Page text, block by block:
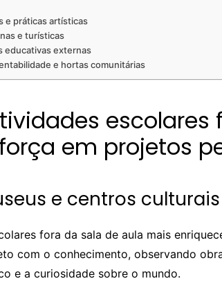
e práticas artísticas
e turísticas
educativas externas
e hortas comunitárias
em projetos
e centros culturais
fora da sala de aula mais
com o conhecimento, observando
e a curiosidade sobre o mundo.